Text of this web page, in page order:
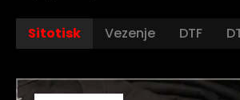
Sitotisk Vezenje DTF